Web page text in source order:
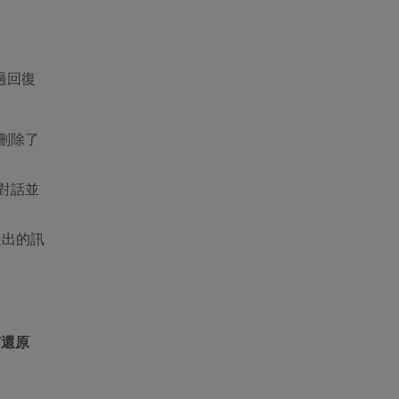
回復
除了
話並
的訊
原